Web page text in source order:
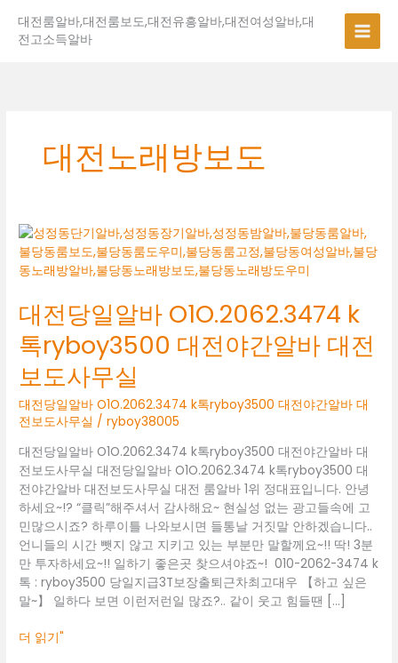
대전룸알바,대전룸보도,대전유흥알바,대전여성알바,대
전고소득알바
대전노래방보도
대전당일알바 O1O.2062.3474 k
톡ryboy3500 대전야간알바 대전
보도사무실
대전당일알바 O1O.2062.3474 k톡ryboy3500 대전야간알바 대
전보도사무실 /ryboy38005
대전당일알바 O1O.2062.3474 k톡ryboy3500 대전야간알바 대
전보도사무실 대전당일알바 O1O.2062.3474 k톡ryboy3500 대
전야간알바 대전보도사무실 대전 룸알바 1위 정대표입니다. 안녕
하세요~!? “클릭”해주셔서 감사해요~ 현실성 없는 광고들속에 고
민많으시죠? 하루이틀 나와보시면 들통날 거짓말 안하겠습니다..
언니들의 시간 뺏지 않고 지키고 있는 부분만 말할께요~!! 딱! 3분
만 투자하세요~!! 일하기 좋은곳 찾으셔야죠~! 010-2062-3474 k
톡 : ryboy3500 당일지급3T보장출퇴근차최고대우 【하고 싶은
말~】 일하다 보면 이런저런일 많죠?.. 같이 웃고 힘들땐 […]
대
전
당
알
O1O.2062.3474
톡
ryboy3500
대
야
간
알
바
대
전
보
도
사
실
더 읽기"